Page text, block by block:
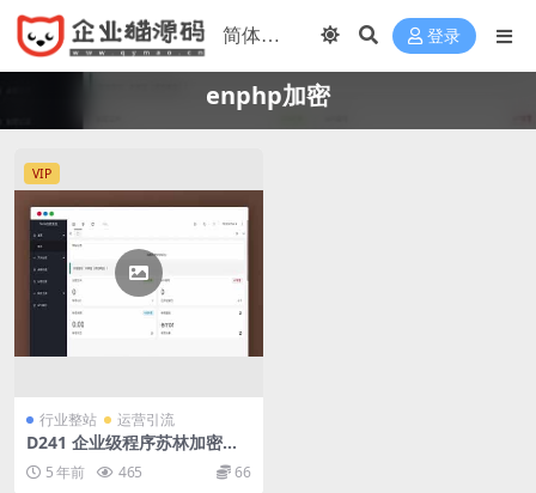
登录
enphp加密
VIP
行业整站 运营引流
D241 企业级程序苏林加密系
统 php加密的程序源码 sg11
加密 xend加密 goto加密 Lea
5 年前 465 66